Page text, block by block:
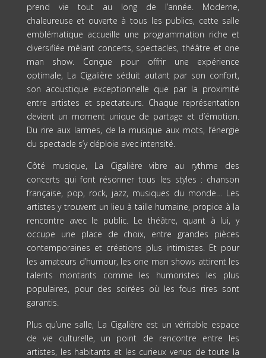
prend vie tout au long de l’année. Moderne,
chaleureuse et ouverte à tous les publics, cette salle
emblématique accueille une programmation riche et
diversifiée mêlant concerts, spectacles, théâtre et one
man show. Conçue pour offrir une expérience
optimale, La Cigalière séduit autant par son confort,
son acoustique exceptionnelle que par la proximité
entre artistes et spectateurs. Chaque représentation
devient un moment unique de partage et d’émotion.
Du rire aux larmes, de la musique aux mots, l’énergie
du spectacle s’y déploie avec intensité.
Côté musique, La Cigalière vibre au rythme des
concerts qui font résonner tous les styles : chanson
française, pop, rock, jazz, musiques du monde… Les
artistes y trouvent un lieu à taille humaine, propice à la
rencontre avec le public. Le théâtre, quant à lui, y
occupe une place de choix, entre grandes pièces
contemporaines et créations plus intimistes. Et pour
les amateurs d’humour, les one man shows attirent les
talents montants comme les humoristes les plus
populaires, pour des soirées où les fous rires sont
garantis.
Plus qu’une salle, La Cigalière est un véritable espace
de vie culturelle, un point de rencontre entre les
artistes, les habitants et les curieux venus de toute la